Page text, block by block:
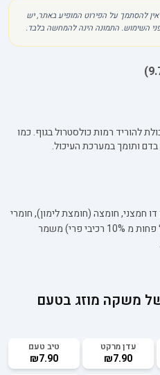
אין להסתמך על הפירוט המופיע באתר, יש
השימוש. התמונה הינה להמחשה בלבד.
להוריד רמות כולסטרול בגוף. כמו
ותומך במערכת העיכול.
תפוח עץ (5%)*, פחמן דו חמצני, חומצה (חומצת לימון), חומרי
טעם וריח, מיצוי גוארנה (0.1%), (מכיל פחות מ 10% רכיבי פרי) משמר
משקה מוזג בטעם
עדן מרקט
₪7.90
טיב טעם
₪7.90